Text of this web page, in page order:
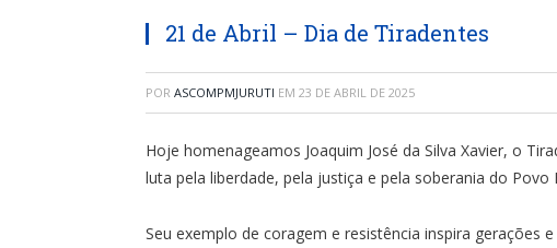
21 de Abril – Dia de Tiradentes
POR ASCOMPMJURUTI EM 23 DE ABRIL DE 2025
Hoje homenageamos Joaquim José da Silva Xavier, o
luta pela liberdade, pela justiça e pela soberania do Povo
Seu exemplo de coragem e resistência inspira gerações